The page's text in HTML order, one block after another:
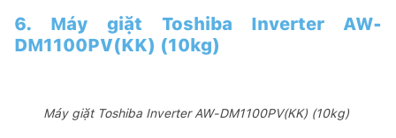
6. Máy giặt Toshiba Inverter AW-
DM1100PV(KK) (10kg)
Máy giặt Toshiba Inverter AW-DM1100PV(KK) (10kg)